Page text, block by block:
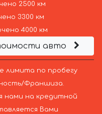
2500 км
3300 км
4000 км
авто
лимита по пробегу
Франшиза.
нами на кредитной
Вами